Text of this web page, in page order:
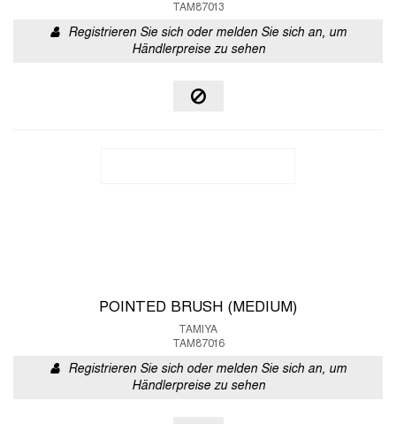
TAM87013
Registrieren Sie sich oder melden Sie sich an, um
Händlerpreise zu sehen
POINTED BRUSH (MEDIUM)
TAMIYA
TAM87016
Registrieren Sie sich oder melden Sie sich an, um
Händlerpreise zu sehen